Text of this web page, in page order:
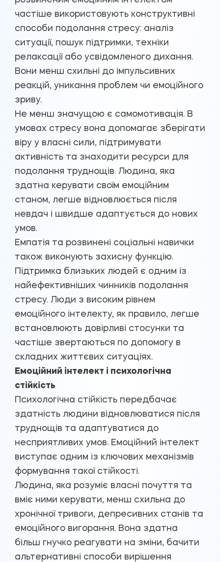
частіше використовують конструктивні
способи подолання стресу: аналіз
ситуації, пошук підтримки, техніки
релаксації або усвідомленого дихання.
Вони менш схильні до імпульсивних
реакцій, уникання проблем чи емоційного
зриву.
Не менш значущою є самомотивація. В
умовах стресу вона допомагає зберігати
віру у власні сили, підтримувати
активність та знаходити ресурси для
подолання труднощів. Людина, яка
здатна керувати своїм емоційним
станом, легше відновлюється після
невдач і швидше адаптується до нових
умов.
Емпатія та розвинені соціальні навички
також виконують захисну функцію.
Підтримка близьких людей є одним із
найефективніших чинників подолання
стресу. Люди з високим рівнем
емоційного інтелекту, як правило, легше
встановлюють довірливі стосунки та
частіше звертаються по допомогу в
складних життєвих ситуаціях.
Емоційний інтелект і психологічна
стійкість
Психологічна стійкість передбачає
здатність людини відновлюватися після
труднощів та адаптуватися до
несприятливих умов. Емоційний інтелект
виступає одним із ключових механізмів
формування такої стійкості.
Людина, яка розуміє власні почуття та
вміє ними керувати, менш схильна до
хронічної тривоги, депресивних станів та
емоційного вигорання. Вона здатна
більш гнучко реагувати на зміни, бачити
альтернативні способи вирішення